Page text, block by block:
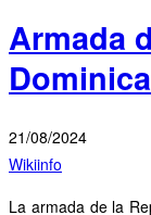
Armada
21/08/2024
Wikiinfo
La armada de la